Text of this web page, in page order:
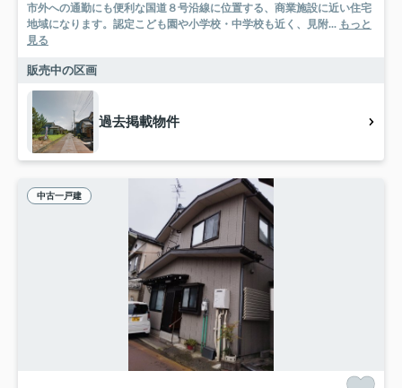
市外への通勤にも便利な国道８号沿線に位置する、商業施設に近い住宅
地域になります。認定こども園や小学校・中学校も近く、見附... もっと
見る
販売中の区画
過去掲載物件
中古一戸建